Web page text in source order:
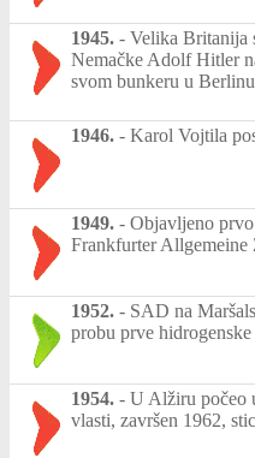
1945. - Velika Britanija
Nemačke Adolf Hitler
svom bunkeru u
1946. - Karol Vojtila
1949. - Objavljeno
Frankfurter Allgemeine
1952. - SAD na
probu prve hidrogenske
1954. - U Alžiru počeo
vlasti, završen 1962,